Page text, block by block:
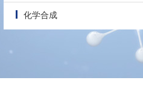
化学合成